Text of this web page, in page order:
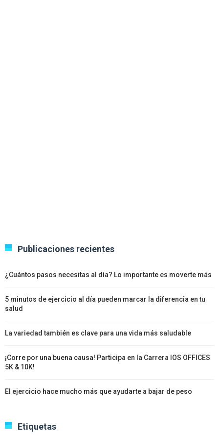
Publicaciones recientes
¿Cuántos pasos necesitas al día? Lo importante es moverte más
5 minutos de ejercicio al día pueden marcar la diferencia en tu
salud
La variedad también es clave para una vida más saludable
¡Corre por una buena causa! Participa en la Carrera IOS OFFICES
5K & 10K!
El ejercicio hace mucho más que ayudarte a bajar de peso
Etiquetas